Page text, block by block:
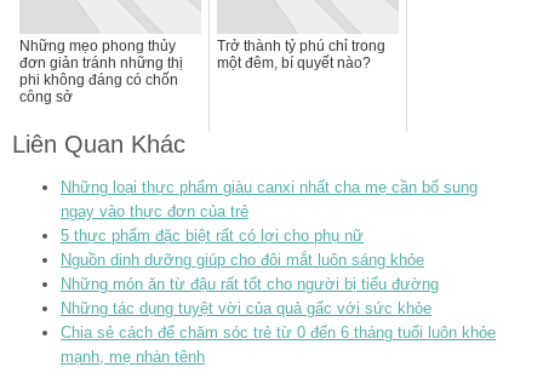
Những mẹo phong thủy
đơn giản tránh những thị
phi không đáng có chốn
công sở
Trở thành tỷ phú chỉ trong
một đêm, bí quyết nào?
Liên Quan Khác
Những loại thực phẩm giàu canxi nhất cha mẹ cần bổ sung
ngay vào thực đơn của trẻ
5 thực phẩm đặc biệt rất có lợi cho phụ nữ
Nguồn dinh dưỡng giúp cho đôi mắt luôn sáng khỏe
Những món ăn từ đậu rất tốt cho người bị tiểu đường
Những tác dụng tuyệt vời của quả gấc với sức khỏe
Chia sẻ cách để chăm sóc trẻ từ 0 đến 6 tháng tuổi luôn khỏe
mạnh, mẹ nhàn tênh